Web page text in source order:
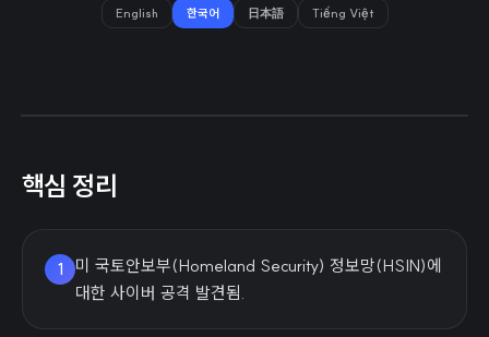
English 한국어 日本語 Tiếng Việt
핵심 정리
1
미 국토안보부(Homeland Security) 정보망(HSIN)에
대한 사이버 공격 발견됨.